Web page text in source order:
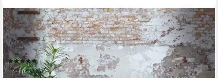
LIVING WALLS
Fototapete Fototapete Steinwand, glatt, matt, gemustert, neutral,
(1 St), Tapete Steinoptik Stein-Tapete Loft Industrial Tapeten
Wohnzimmer Flur
(6)
ab 51,09 € UVP107,95 €